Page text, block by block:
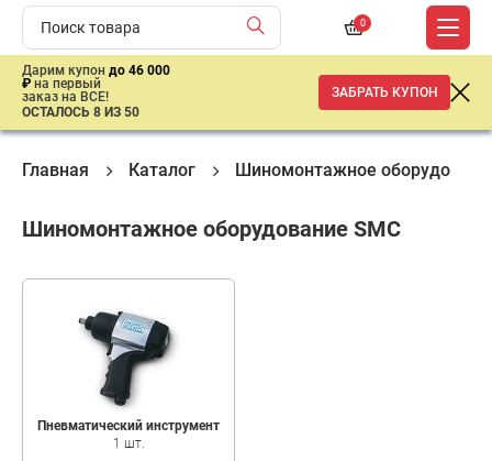
0
Дарим купон до 46 000
₽ на первый
заказ на ВСЕ!
ОСТАЛОСЬ 8 ИЗ 50
ЗАБРАТЬ КУПОН
Главная Каталог Шиномонтажное
Шиномонтажное оборудование SMC
Пневматический инструмент
1 шт.